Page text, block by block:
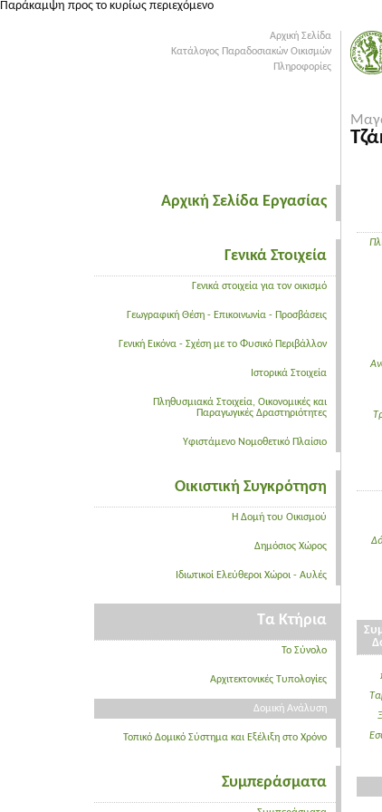
Παράκαμψη προς το κυρίως περιεχόμενο
Αρχική Σελίδα
Κατάλογος Παραδοσιακών Οικισμών
Πληροφορίες
Αρχική Σελίδα Εργασίας
Γενικά Στοιχεία
Γενικά στοιχεία για τον οικισμό
Γεωγραφική Θέση - Επικοινωνία - Προσβάσεις
Γενική Εικόνα - Σχέση με το Φυσικό Περιβάλλον
Ιστορικά Στοιχεία
Πληθυσμιακά Στοιχεία, Οικονομικές και
Παραγωγικές Δραστηριότητες
Υφιστάμενο Νομοθετικό Πλαίσιο
Οικιστική Συγκρότηση
Η Δομή του Οικισμού
Δημόσιος Χώρος
Ιδιωτικοί Ελεύθεροι Χώροι - Αυλές
Τα Κτήρια
Το Σύνολο
Αρχιτεκτονικές Τυπολογίες
Δομική Ανάλυση
Τοπικό Δομικό Σύστημα και Εξέλιξη στο Χρόνο
Συμπεράσματα